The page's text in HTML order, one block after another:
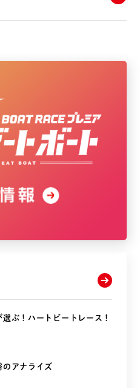
選ぶ！ハートビートレース！
のアナライズ